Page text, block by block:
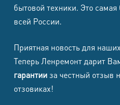
Ремонт термодатчика /
термопредохранителя
нагревательного узла
Ремонт парового шланга /
штуцера / соединений
бытовой техники. Это
всей России.
Приятная новость для
Теперь Ленремонт дарит
гарантииза честный отзыв
отзовиках!